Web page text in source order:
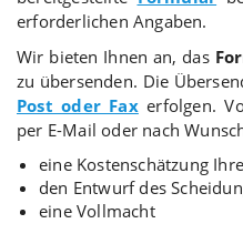
erforderlichen Angaben.
Wir bieten Ihnen an, das
zu übersenden. Die
Post oder Faxerfolgen.
per E-Mail oder nach
eine Kostenschätzung
den Entwurf des
eine Vollmacht